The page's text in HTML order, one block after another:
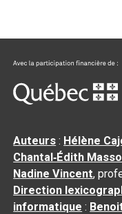
Auteurs : Hélène
Chantal‑Édith
Nadine Vincent,
Direction
informatique :